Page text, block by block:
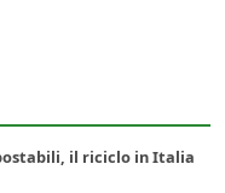
il riciclo in Italia